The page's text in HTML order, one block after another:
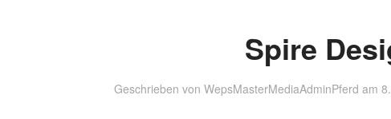
Spire
Geschrieben von WepsMasterMediaAdminPferd am